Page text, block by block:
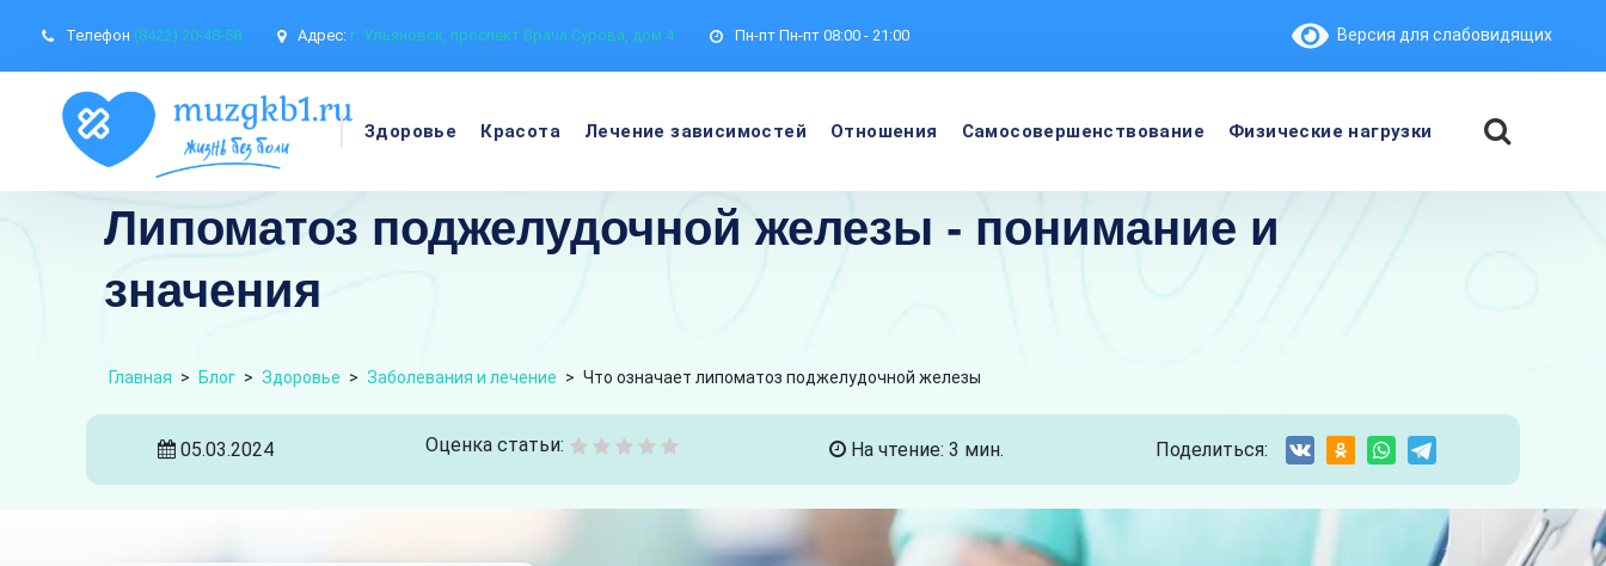
Телефон (8422) 20-48-58 Адрес: г. Ульяновск, проспект Врача Сурова, дом 4 Пн-пт Пн-пт 08:00 - 21:00 Версия для слабовидящих
Здоровье Красота Лечение зависимостей Отношения Самосовершенствование Физические нагрузки
Липоматоз поджелудочной железы - понимание и
значения
Главная > Блог > Здоровье > Заболевания и лечение > Что означает липоматоз поджелудочной железы
05.03.2024 Оценка статьи: На чтение: 3 мин. Поделиться: